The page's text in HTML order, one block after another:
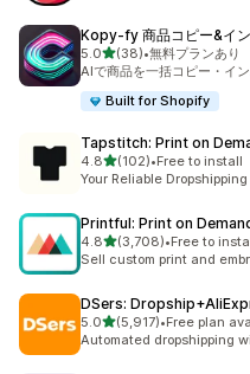
Kopy‑fy 商品コピー&イ
5.05つ星中
(38)
合計レビュー数：38件
•無料プランあり
AIで商品を一括コピー・イ
Built for Shopify
Tapstitch: Print on
4.85つ星中
(102)
合計レビュー数：102件
•Free to install
Your Reliable
Printful: Print on
4.85つ星中
(3,708)
合計レビュー数：3708件
•Free to
Sell custom print and
DSers:
5.05つ星中
(5,917)
合計レビュー数：5917件
•Free plan
Automated dropshipping